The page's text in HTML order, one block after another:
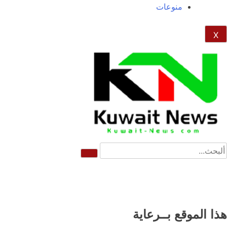
منوعات
X
NE
News Elementor
هذا الموقع بــرعاية